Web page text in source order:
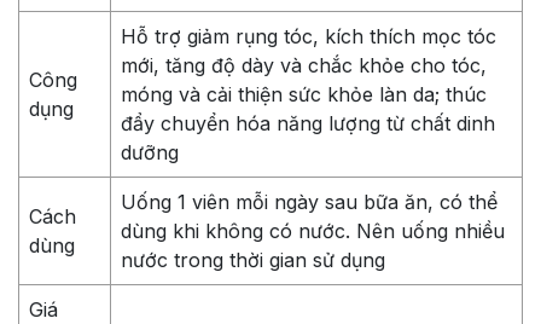
Công
dụng
Hỗ trợ giảm rụng tóc, kích thích mọc tóc
mới, tăng độ dày và chắc khỏe cho tóc,
móng và cải thiện sức khỏe làn da; thúc
đẩy chuyển hóa năng lượng từ chất dinh
dưỡng
Cách
dùng
Uống 1 viên mỗi ngày sau bữa ăn, có thể
dùng khi không có nước. Nên uống nhiều
nước trong thời gian sử dụng
Giá